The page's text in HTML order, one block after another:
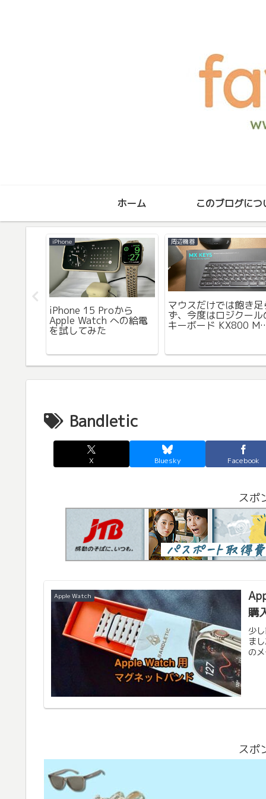
ホーム このブログにつ
iPhone
iPhone 15 Proから
Apple Watch への給電
を試してみた
周辺機器
マウスだけでは飽き足
ず、今度はロジクール
キーボード KX800 MX
机の上がスッキリ。
Bandletic
X Bluesky Facebook
スポ
Apple Watch
購
少
ま
の
スポ